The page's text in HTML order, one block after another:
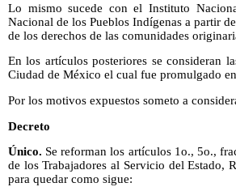
Lo mismo sucede con el Instituto
Nacional de los Pueblos Indígenas a partir
de los derechos de las comunidades
En los artículos posteriores se consideran
Ciudad de México el cual fue promulgado
Por los motivos expuestos someto a
Decreto
Único. Se reforman los artículos 1o., 5o.,
de los Trabajadores al Servicio del Estado,
para quedar como sigue: